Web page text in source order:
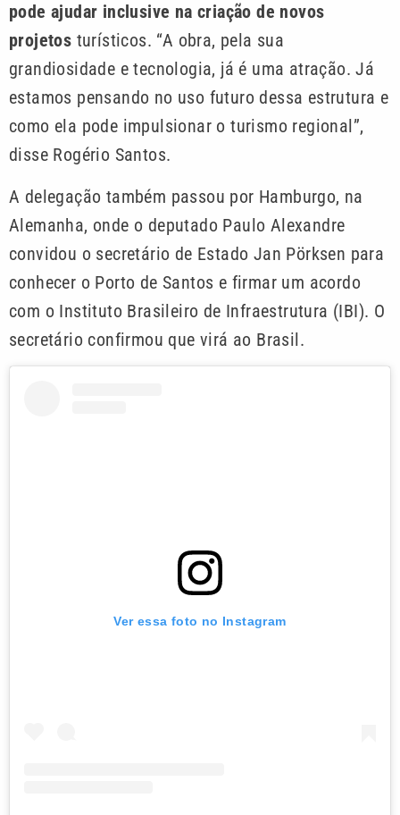
pode ajudar inclusive na criação de novos
projetos turísticos. “A obra, pela sua
grandiosidade e tecnologia, já é uma atração. Já
estamos pensando no uso futuro dessa estrutura e
como ela pode impulsionar o turismo regional”,
disse Rogério Santos.
A delegação também passou por Hamburgo, na
Alemanha, onde o deputado Paulo Alexandre
convidou o secretário de Estado Jan Pörksen para
conhecer o Porto de Santos e firmar um acordo
com o Instituto Brasileiro de Infraestrutura (IBI). O
secretário confirmou que virá ao Brasil.
Ver essa foto no Instagram